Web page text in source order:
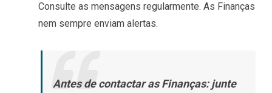
Consulte as mensagens regularmente. As Finanças
nem sempre enviam alertas.
Antes de contactar as Finanças: junte